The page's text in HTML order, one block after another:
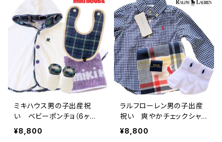
ミキハウス男の子出産祝
い ベビーポンチョ（6ヶ月
～2歳）とベビー用品セット
¥8,800
ラルフローレン男の子出産
祝い 爽やかチェックシャツ
ギフトセット
¥8,800